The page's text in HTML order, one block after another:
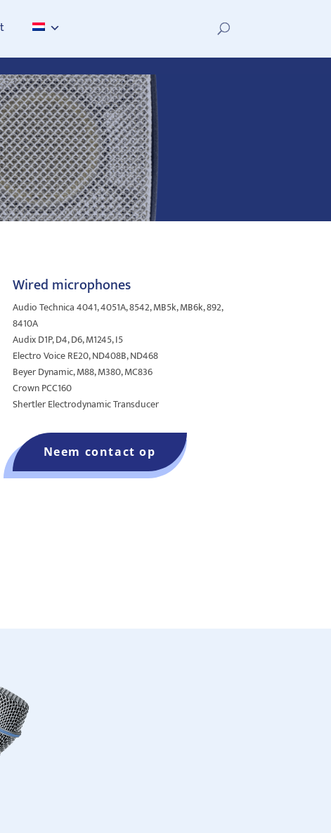
Wired microphones
Audio Technica 4041, 4051A, 8542, MB5k, MB6k, 892,
8410A
Audix D1P, D4, D6, M1245, I5
Electro Voice RE20, ND408B, ND468
Beyer Dynamic, M88, M380, MC836
Crown PCC160
Shertler Electrodynamic Transducer
Neem contact op